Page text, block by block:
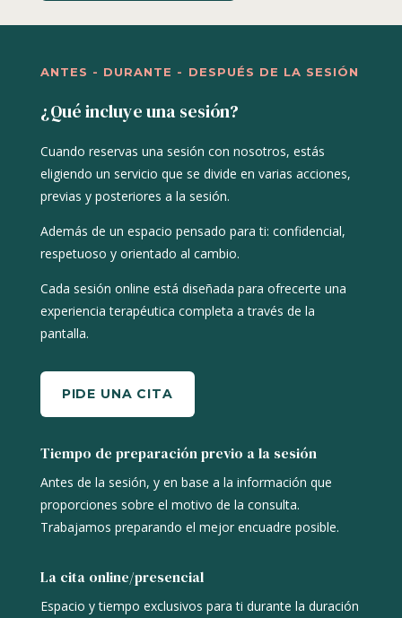
ANTES - DURANTE - DESPUÉS DE LA SESIÓN
¿Qué incluye una sesión?
Cuando reservas una sesión con nosotros, estás
eligiendo un servicio que se divide en varias acciones,
previas y posteriores a la sesión.
Además de un espacio pensado para ti: confidencial,
respetuoso y orientado al cambio.
Cada sesión online está diseñada para ofrecerte una
experiencia terapéutica completa a través de la
pantalla.
PIDE UNA CITA
Tiempo de preparación previo a la sesión
Antes de la sesión, y en base a la información que
proporciones sobre el motivo de la consulta.
Trabajamos preparando el mejor encuadre posible.
La cita online/presencial
Espacio y tiempo exclusivos para ti durante la duración